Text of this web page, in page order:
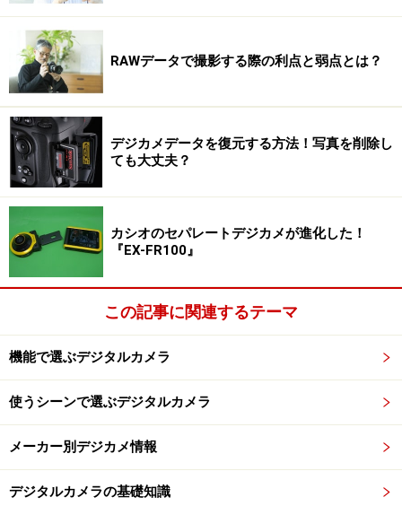
い。
1/2 次のページへ
RAWデータで撮影する際の利点と弱点とは？
デジカメデータを復元する方法！写真を削除し
ても大丈夫？
カシオのセパレートデジカメが進化した！
『EX-FR100』
この記事に関連するテーマ
機能で選ぶデジタルカメラ
使うシーンで選ぶデジタルカメラ
メーカー別デジカメ情報
デジタルカメラの基礎知識